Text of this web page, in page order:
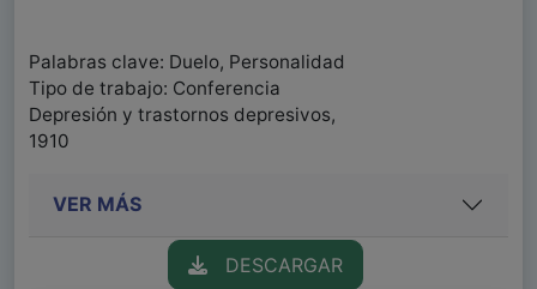
Palabras clave: Duelo, Personalidad
Tipo de trabajo: Conferencia
Depresión y trastornos depresivos,
1910
VER MÁS
DESCARGAR